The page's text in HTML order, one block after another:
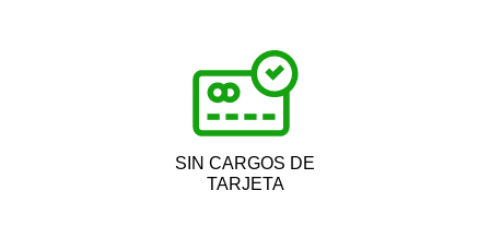
SIN CARGOS DE
TARJETA